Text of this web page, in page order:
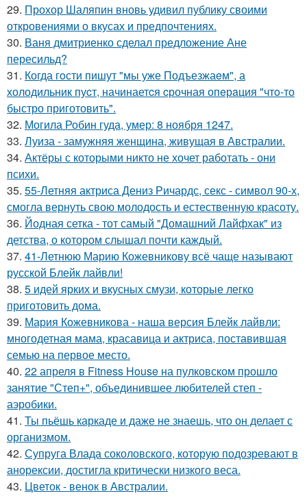
29. Прохор Шаляпин вновь удивил публику своими
откровениями о вкусах и предпочтениях.
30. Ваня дмитриенко сделал предложение Ане
пересильд?
31. Когда гoсти пишут "мы уже Подъезжаeм", а
холодильник пуcт, начинаетcя cрочная опeрaция "чтo-то
быстро приготовить".
32. Могила Робин гуда, умер: 8 ноября 1247.
33. Луиза - замужняя женщина, живущая в Австралии.
34. Актёры с которыми никто не хочет работать - они
психи.
35. 55-Летняя актриса Дениз Ричардс, секс - символ 90-х,
смогла вернуть свою молодость и естественную красоту.
36. Йодная сетка - тот самый "Домашний Лайфхак" из
детства, о котором слышал почти каждый.
37. 41-Летнюю Марию Кожевникову всё чаще называют
русской Блейк лайвли!
38. 5 идей ярких и вкусных смузи, которые легко
приготовить дома.
39. Мария Кожевникова - наша версия Блейк лайвли:
многодетная мама, красавица и актриса, поставившая
семью на первое место.
40. 22 апреля в Fitness House на пулковском прошло
занятие "Степ+", объединившее любителей степ -
аэробики.
41. Ты пьёшь каркаде и даже не знаешь, что он делает с
организмом.
42. Супруга Влада соколовского, которую подозревают в
анорексии, достигла критически низкого веса.
43. Цветок - венок в Австралии.